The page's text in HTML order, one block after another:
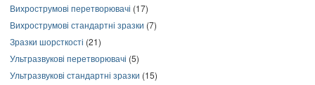
Вихрострумові перетворювачі (17)
Вихрострумові стандартні зразки (7)
Зразки шорсткості (21)
Ультразвукові перетворювачі (5)
Ультразвукові стандартні зразки (15)